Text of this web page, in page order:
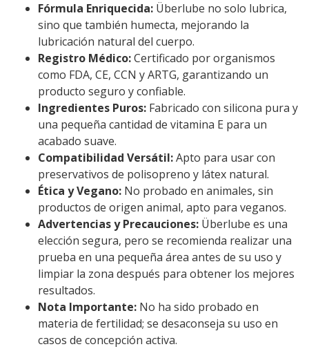
Fórmula Enriquecida: Überlube no solo lubrica,
sino que también humecta, mejorando la
lubricación natural del cuerpo.
Registro Médico:Certificado por organismos
como FDA, CE, CCN y ARTG, garantizando un
producto seguro y confiable.
Ingredientes Puros: Fabricado con silicona pura y
una pequeña cantidad de vitamina E para un
acabado suave.
Compatibilidad Versátil:Apto para usar con
preservativos de polisopreno y látex natural.
Ética y Vegano: No probado en animales, sin
productos de origen animal, apto para veganos.
Advertencias y Precauciones: Überlube es una
elección segura, pero se recomienda realizar una
prueba en una pequeña área antes de su uso y
limpiar la zona después para obtener los mejores
resultados.
Nota Importante: No ha sido probado en
materia de fertilidad; se desaconseja su uso en
casos de concepción activa.